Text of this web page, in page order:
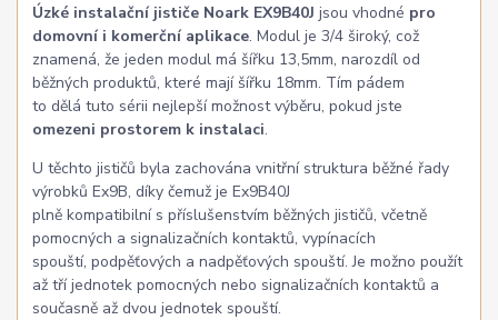
Úzké instalační jističe Noark EX9B40J jsou vhodné pro
domovní i komerční aplikace. Modul je 3/4 široký, což
znamená, že jeden modul má šířku 13,5mm, narozdíl od
běžných produktů, které mají šířku 18mm. Tím pádem
to dělá tuto sérii nejlepší možnost výběru, pokud jste
omezeni prostorem k instalaci.
U těchto jističů byla zachována vnitřní struktura běžné řady
výrobků Ex9B, díky čemuž je Ex9B40J
plně kompatibilní s příslušenstvím běžných jističů, včetně
pomocných a signalizačních kontaktů, vypínacích
spouští, podpěťových a nadpěťových spouští. Je možno použít
až tří jednotek pomocných nebo signalizačních kontaktů a
současně až dvou jednotek spouští.